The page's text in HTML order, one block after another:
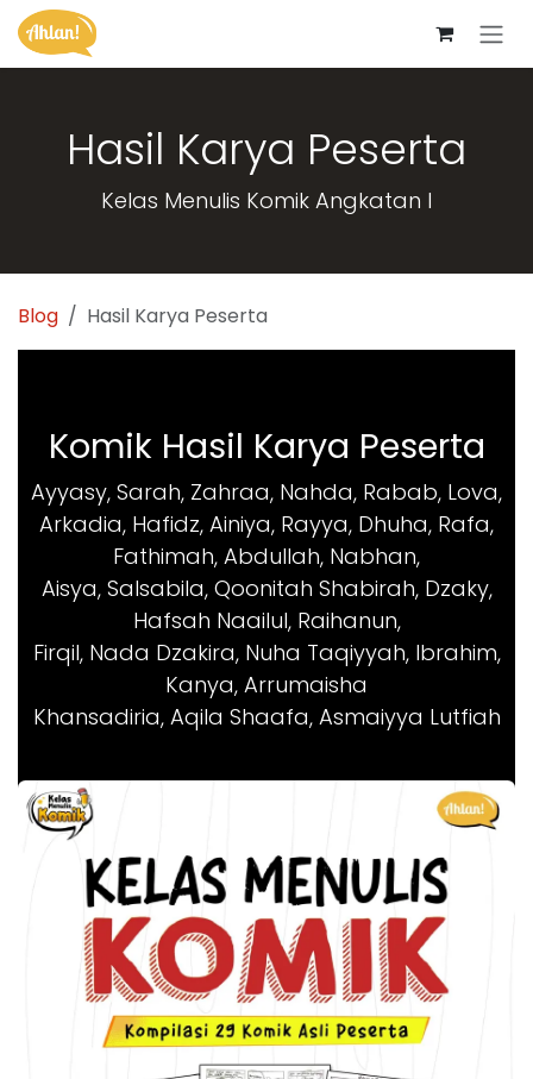
Skip ke Konten
Hasil Karya Peserta
Kelas Menulis Komik Angkatan I
Blog Hasil Karya Peserta
Komik Hasil Karya Peserta
Ayyasy, Sarah, Zahraa, Nahda, Rabab, Lova,
Arkadia, Hafidz, Ainiya, Rayya, Dhuha, Rafa,
Fathimah, Abdullah, Nabhan,
Aisya, Salsabila, Qoonitah Shabirah, Dzaky,
Hafsah Naailul, Raihanun,
Firqil, Nada Dzakira, Nuha Taqiyyah, Ibrahim,
Kanya, Arrumaisha
Khansadiria, Aqila Shaafa, Asmaiyya Lutfiah